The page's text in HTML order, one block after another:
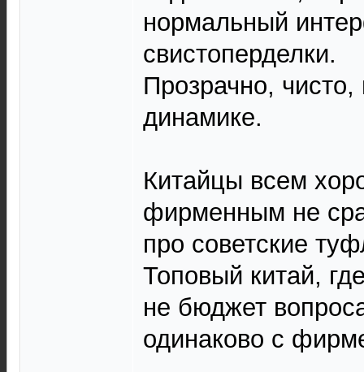
нормальный
свистоперделки.
Прозрачно,
динамике.
Китайцы всем
фирменным не
про советские
Топовый китай,
не бюджет
одинаково с